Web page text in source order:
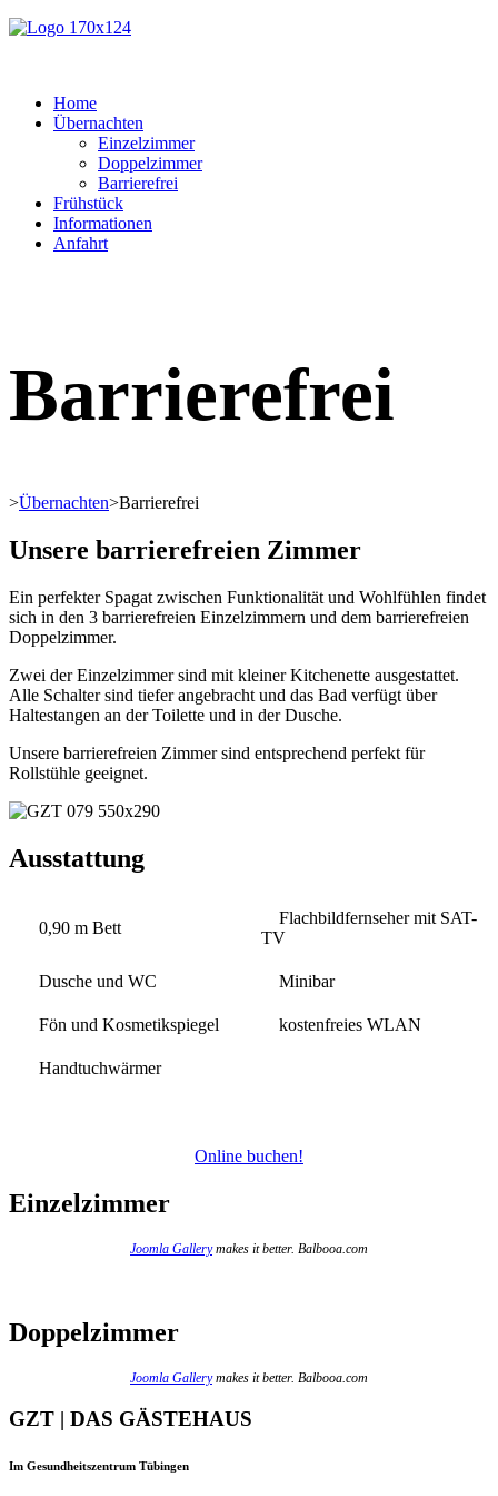
Home
Übernachten
Einzelzimmer
Doppelzimmer
Barrierefrei
Frühstück
Informationen
Anfahrt
Barrierefrei
>Übernachten>Barrierefrei
Unsere barrierefreien Zimmer
Ein perfekter Spagat zwischen Funktionalität und Wohlfühlen findet
sich in den 3 barrierefreien Einzelzimmern und dem barrierefreien
Doppelzimmer.
Zwei der Einzelzimmer sind mit kleiner Kitchenette ausgestattet.
Alle Schalter sind tiefer angebracht und das Bad verfügt über
Haltestangen an der Toilette und in der Dusche.
Unsere barrierefreien Zimmer sind entsprechend perfekt für
Rollstühle geeignet.
Ausstattung
0,90 m Bett
Flachbildfernseher mit SAT-
TV
Dusche und WC Minibar
Fön und Kosmetikspiegel kostenfreies WLAN
Handtuchwärmer
Online buchen!
Einzelzimmer
Joomla Gallerymakes it better. Balbooa.com
Doppelzimmer
Joomla Gallerymakes it better. Balbooa.com
GZT | DAS GÄSTEHAUS
Im Gesundheitszentrum Tübingen